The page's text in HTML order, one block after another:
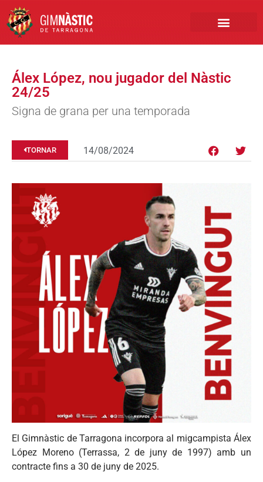
Álex López, nou jugador del Nàstic
24/25
Signa de grana per una temporada
TORNAR 14/08/2024
El Gimnàstic de Tarragona incorpora al migcampista Álex
López Moreno (Terrassa, 2 de juny de 1997) amb un
contracte fins a 30 de juny de 2025.